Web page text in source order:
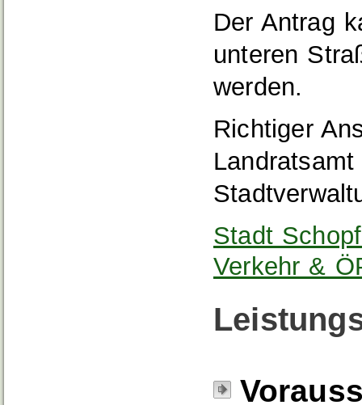
Der Antrag
unteren
werden.
Richtiger
Stadt
Verkehr &